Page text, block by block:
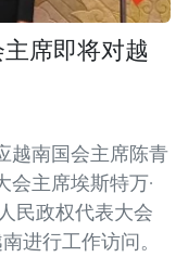
席即将对越
越南国会主席陈青
主席埃斯特万·
民政权代表大会
进行工作访问。